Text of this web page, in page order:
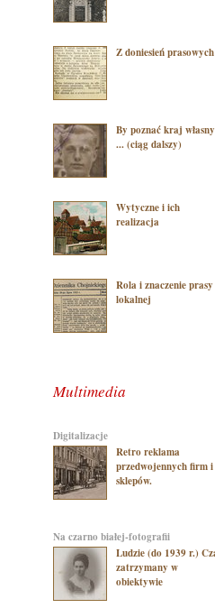
Z doniesień prasowych
By poznać kraj własny
... (ciąg dalszy)
Wytyczne i ich
realizacja
Rola i znaczenie prasy
lokalnej
Multimedia
digitalizacje
Retro reklama
przedwojennych firm i
sklepów.
na czarno białej-fotografii
Ludzie (do 1939 r.) Czas
zatrzymany w
obiektywie